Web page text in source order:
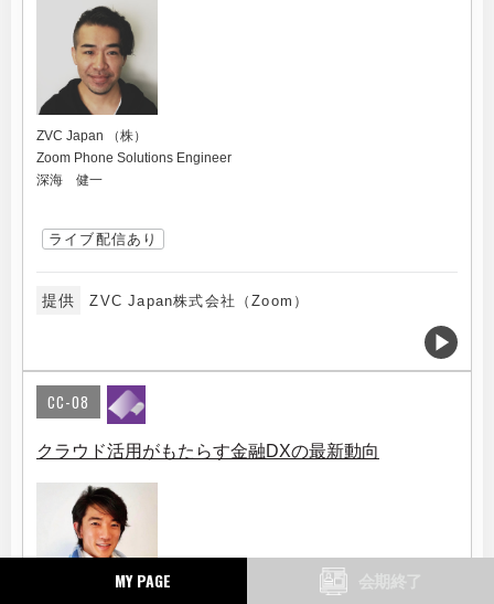
MY PAGE
ZVC Japan （株）
Zoom Phone Solutions Engineer
深海 健一
ライブ配信あり
提供 ZVC Japan株式会社（Zoom）
CC-08
クラウド活用がもたらす金融DXの最新動向